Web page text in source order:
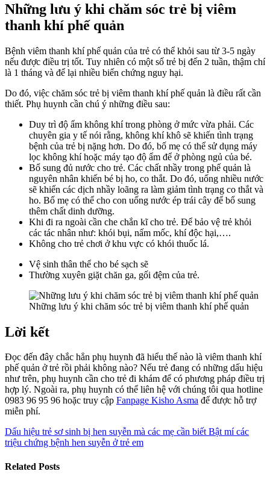
Những lưu ý khi chăm sóc trẻ bị viêm
thanh khí phế quản
Bệnh viêm thanh khí phế quản của trẻ có thể khỏi sau từ 3-5 ngày
nếu được điều trị tốt. Tuy nhiên có một số trẻ bị đến 2 tuần, thậm chí
là 1 tháng và để lại nhiều biến chứng nguy hại.
Do đó, việc chăm sóc trẻ bị viêm thanh khí phế quản là điều rất cần
thiết. Phụ huynh cần chú ý những điều sau:
Duy trì độ ẩm không khí trong phòng ở mức vừa phải. Các
chuyên gia y tế nói rằng, không khí khô sẽ khiến tình trạng
bệnh của trẻ bị nặng hơn. Do đó, bố mẹ có thể sử dụng máy
lọc không khí hoặc máy tạo độ ẩm để ở phòng ngủ của bé.
Bổ sung đủ nước cho trẻ. Các chất nhầy trong phế quản là
nguyên nhân khiến bé bị ho, co thắt. Do đó, uống nhiều nước
sẽ khiến các dịch nhầy loãng ra làm giảm tình trạng co thắt và
ho. Bố mẹ có thể cho con uống nước ép trái cây để bổ sung
thêm chất dinh dưỡng.
Khi đi ra ngoài cần che chắn kĩ cho trẻ. Để bảo vệ trẻ khỏi
các tác nhân như: khói bụi, nấm mốc, khí độc hại,….
Không cho trẻ chơi ở khu vực có khói thuốc lá.
Vệ sinh thân thể cho bé sạch sẽ
Thường xuyên giặt chăn ga, gối đệm của trẻ.
Những lưu ý khi chăm sóc trẻ bị viêm thanh khí phế quản
Lời kết
Đọc đến đây chắc hẳn phụ huynh đã hiểu thế nào là viêm thanh khí
phế quản ở trẻ rồi phải không nào? Nếu trẻ đang có những dấu hiệu
như trên, phụ huynh cần cho trẻ đi khám để có phương pháp điều trị
hợp lý. Ngoài ra, phụ huynh có thể liên hệ với chúng tôi qua hotline
0983 96 95 96 hoặc truy cập Fanpage Kisho Asma để được hỗ trợ
miễn phí.
Dấu hiệu trẻ sơ sinh bị hen suyễn mà các mẹ cần biếtBật mí các
triệu chứng bệnh hen suyễn ở trẻ em
Related Posts